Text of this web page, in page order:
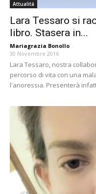
Attualità
Lara Tessaro si
libro. Stasera in...
Mariagrazia Bonollo -
30 Novembre 2016
Lara Tessaro, nostra
percorso di vita con una
l'anoressia. Presenterà